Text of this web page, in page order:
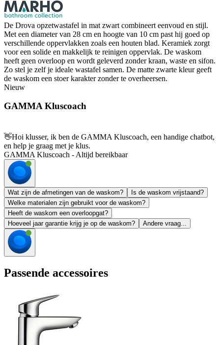
De Drova opzetwastafel in mat zwart combineert eenvoud en stijl.
Met een diameter van 28 cm en hoogte van 10 cm past hij goed op
verschillende oppervlakken zoals een houten blad. Keramiek zorgt
voor een solide en makkelijk te reinigen oppervlak. De waskom
heeft geen overloop en wordt geleverd zonder kraan, waste en sifon.
Zo stel je zelf je ideale wastafel samen. De matte zwarte kleur geeft
de waskom een stoer karakter zonder te overheersen.
Nieuw
GAMMA Kluscoach
👋Hoi klusser, ik ben de GAMMA Kluscoach, een handige chatbot,
en help je graag met je klus.
GAMMA Kluscoach - Altijd bereikbaar
Wat zijn de afmetingen van de waskom?
Is de waskom vrijstaand?
Welke materialen zijn gebruikt voor de waskom?
Heeft de waskom een overloopgat?
Hoeveel jaar garantie krijg je op de waskom?
Andere vraag...
Passende accessoires